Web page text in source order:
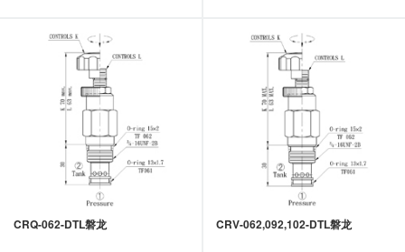
CRQ-062-DTL磐龙 CRV-062,092,102-DTL磐龙